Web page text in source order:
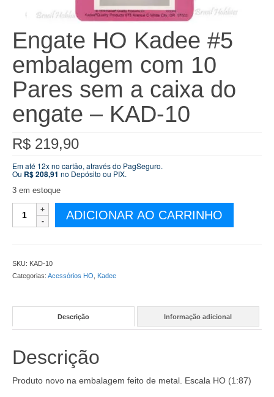
Engate HO Kadee #5
embalagem com 10
Pares sem a caixa do
engate – KAD-10
R$ 219,90
Em até 12x no cartão, através do PagSeguro.
Ou R$208,91 no Depósito ou PIX.
3 em estoque
Engate
HO
sem
caixa
engate
KAD-
ADICIONAR AO CARRINHO
SKU: KAD-10
Categorias: Acessórios HO Kadee
Descrição Informação adicional
Descrição
Produto novo na embalagem feito de metal. Escala HO (1:87)